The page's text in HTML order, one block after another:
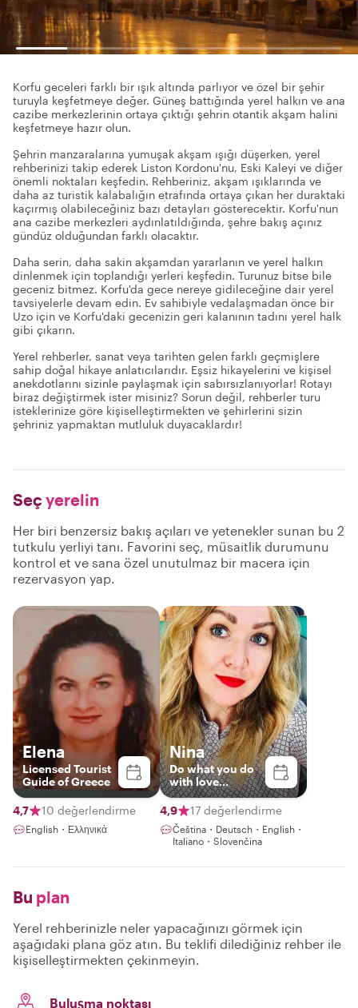
Korfu geceleri farklı bir ışık altında parlıyor ve özel bir şehir
turuyla keşfetmeye değer. Güneş battığında yerel halkın ve ana
cazibe merkezlerinin ortaya çıktığı şehrin otantik akşam halini
keşfetmeye hazır olun.
Şehrin manzaralarına yumuşak akşam ışığı düşerken, yerel
rehberinizi takip ederek Liston Kordonu'nu, Eski Kaleyi ve diğer
önemli noktaları keşfedin. Rehberiniz, akşam ışıklarında ve
daha az turistik kalabalığın etrafında ortaya çıkan her duraktaki
kaçırmış olabileceğiniz bazı detayları gösterecektir. Korfu'nun
ana cazibe merkezleri aydınlatıldığında, şehre bakış açınız
gündüz olduğundan farklı olacaktır.
Daha serin, daha sakin akşamdan yararlanın ve yerel halkın
dinlenmek için toplandığı yerleri keşfedin. Turunuz bitse bile
geceniz bitmez. Korfu'da gece nereye gidileceğine dair yerel
tavsiyelerle devam edin. Ev sahibiyle vedalaşmadan önce bir
Uzo için ve Korfu'daki gecenizin geri kalanının tadını yerel halk
gibi çıkarın.
Yerel rehberler, sanat veya tarihten gelen farklı geçmişlere
sahip doğal hikaye anlatıcılarıdır. Eşsiz hikayelerini ve kişisel
anekdotlarını sizinle paylaşmak için sabırsızlanıyorlar! Rotayı
biraz değiştirmek ister misiniz? Sorun değil, rehberler turu
isteklerinize göre kişiselleştirmekten ve şehirlerini sizin
şehriniz yapmaktan mutluluk duyacaklardır!
Seç yerelin
Her biri benzersiz bakış açıları ve yetenekler sunan bu 2
tutkulu yerliyi tanı. Favorini seç, müsaitlik durumunu
kontrol et ve sana özel unutulmaz bir macera için
rezervasyon yap.
Elena
Licensed Tourist
Guide of Greece
4,7 10 değerlendirme
English・Ελληνικά
Nina
Do what you do
with love...
4,9 17 değerlendirme
Čeština・Deutsch・English・
Italiano・Slovenčina
Bu plan
Yerel rehberinizle neler yapacağınızı görmek için
aşağıdaki plana göz atın. Bu teklifi dilediğiniz rehber ile
kişiselleştirmekten çekinmeyin.
Buluşma noktası